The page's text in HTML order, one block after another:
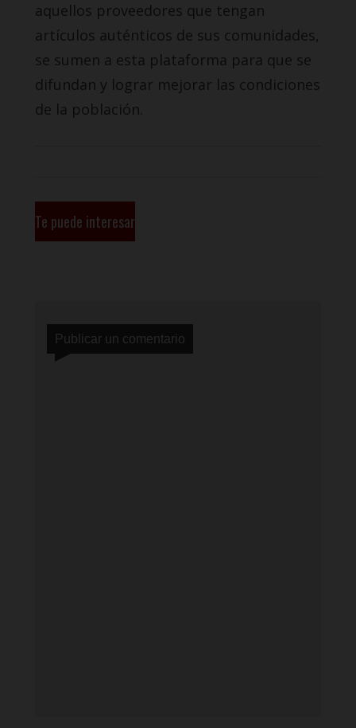
aquellos proveedores que tengan
artículos auténticos de sus comunidades,
se sumen a esta plataforma para que se
difundan y lograr mejorar las condiciones
de la población.
Te puede interesar
Publicar un comentario